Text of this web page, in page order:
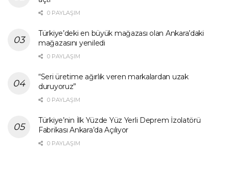
0 PAYLAŞIM
Türkiye’deki en büyük mağazası olan Ankara’daki
mağazasını yeniledi
0 PAYLAŞIM
“Seri üretime ağırlık veren markalardan uzak
duruyoruz”
0 PAYLAŞIM
Türkiye’nin İlk Yüzde Yüz Yerli Deprem İzolatörü
Fabrikası Ankara’da Açılıyor
0 PAYLAŞIM